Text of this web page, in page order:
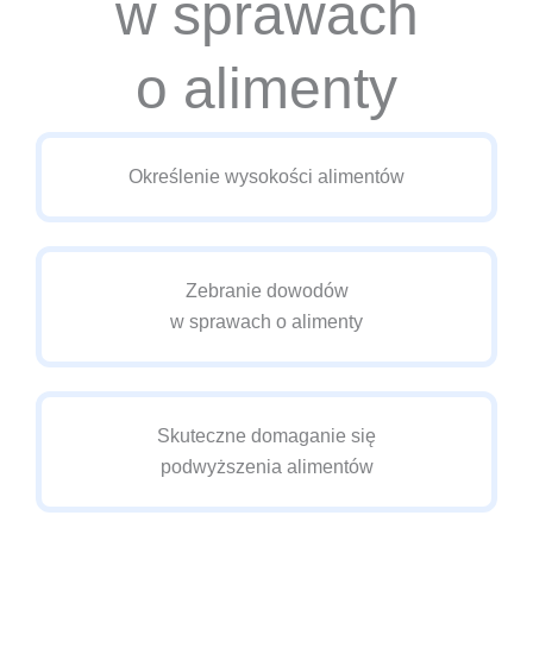
w sprawach
o alimenty
Określenie wysokości alimentów
Zebranie dowodów
w sprawach o alimenty
Skuteczne domaganie się
podwyższenia alimentów